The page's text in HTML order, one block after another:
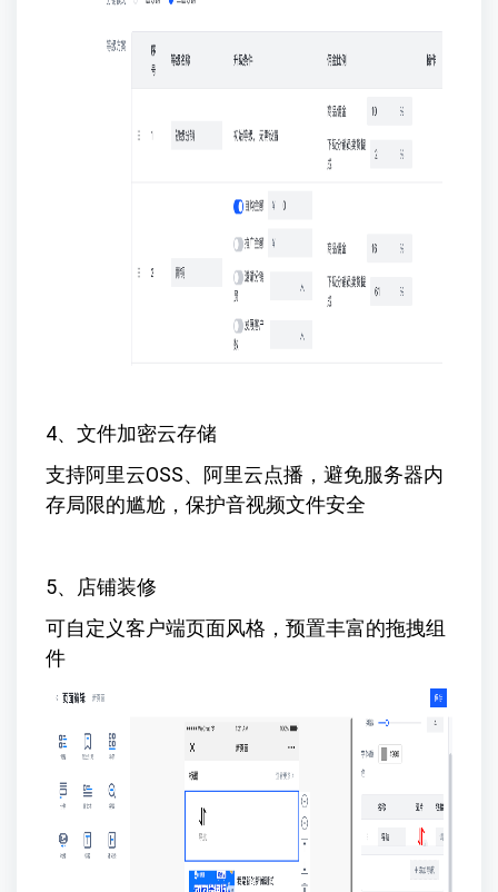
4、文件加密云存储
支持阿里云OSS、阿里云点播，避免服务器内
存局限的尴尬，保护音视频文件安全
5、店铺装修
可自定义客户端页面风格，预置丰富的拖拽组
件